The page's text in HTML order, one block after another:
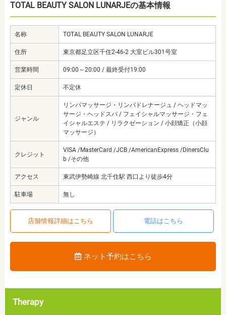
TOTAL BEAUTY SALON LUNARJEの基本情報
名称 TOTAL BEAUTY SALON LUNARJE
住所 東京都足立区千住2-46-2 大室ビル301号室
営業時間 09:00～20:00 / 最終受付19:00
定休日 不定休
ジャンル
リンパマッサージ・リンパドレナージュ / ヘッドマッ
サージ・ヘッドスパ / フェイシャルマッサージ・フェ
イシャルエステ / リラクゼーション / 小顔矯正（小顔
マッサージ）
クレジット
VISA /MasterCard /JCB /AmericanExpress /DinersClu
b /その他
アクセス 東武伊勢崎線 北千住駅 西口より徒歩4分
駐車場 無し
店舗情報詳細はこちら 電話はこちら
ネット予約はこちら
Therapy